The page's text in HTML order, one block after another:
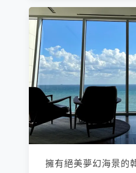
擁有絕美夢幻海景的